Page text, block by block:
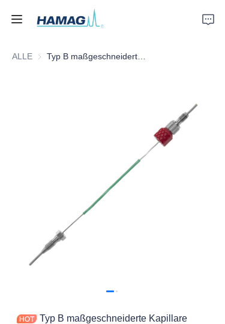
ALLE
Typ B maßgeschneiderte Kapillare
Startseite